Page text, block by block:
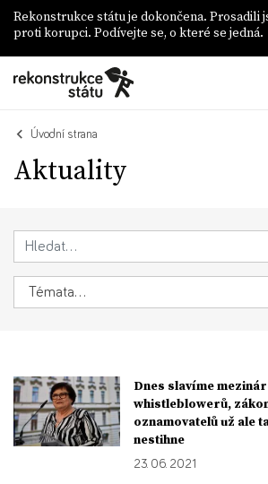
Rekonstrukce státu je dokončena. Prosadili
proti korupci. Podívejte se, o které se jedná.
Úvodní strana
Aktuality
Dnes slavíme
whistleblowerů,
oznamovatelů už ale
nestihne
23. 06. 2021